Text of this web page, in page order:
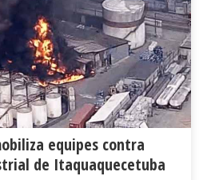
equipes contra
de Itaquaquecetuba